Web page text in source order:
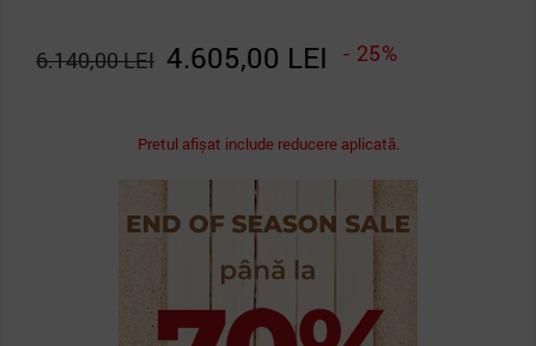
4.605,00 LEI - 25%
6.140,00 LEI
Pretul afișat include reducere aplicată.